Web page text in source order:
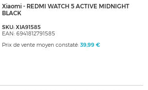
Xiaomi - REDMI WATCH 5 ACTIVE MIDNIGHT
BLACK
SKU: XIA91585
EAN: 6941812791585
Prix de vente moyen constaté: 39,99 €